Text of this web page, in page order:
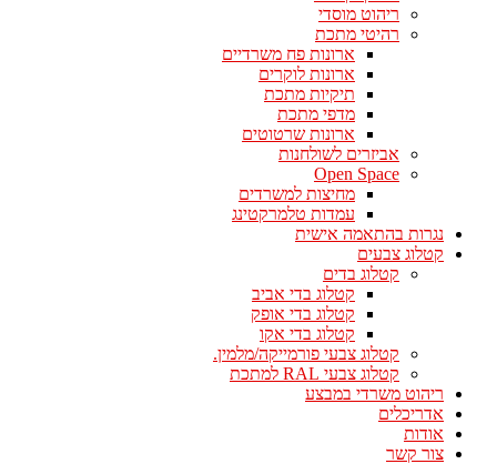
ריהוט מוסדי
רהיטי מתכת
ארונות פח משרדיים
ארונות לוקרים
תיקיות מתכת
מדפי מתכת
ארונות שרטוטים
אביזרים לשולחנות
Open Space
מחיצות למשרדים
עמדות טלמרקטינג
נגרות בהתאמה אישית
קטלוג צבעים
קטלוג בדים
קטלוג בדי אביב
קטלוג בדי אופק
קטלוג בדי אקו
קטלוג צבעי פורמייקה/מלמין.
קטלוג צבעי RAL למתכת
ריהוט משרדי במבצע
אדריכלים
אודות
צור קשר